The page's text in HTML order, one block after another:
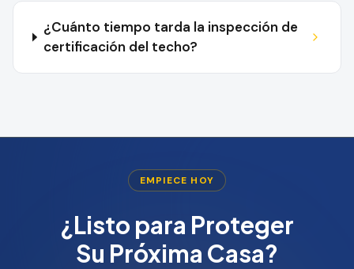
¿Cuánto tiempo tarda la inspección de
certificación del techo?
EMPIECE HOY
¿Listo para Proteger
Su Próxima Casa?